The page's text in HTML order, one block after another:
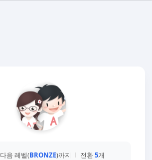
다음 레벨(BRONZE)까지 전환5개